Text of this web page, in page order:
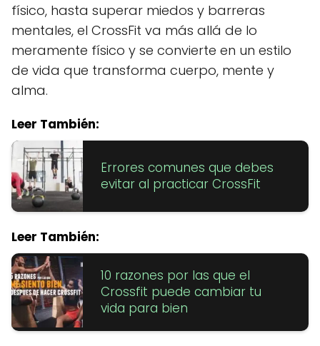
físico, hasta superar miedos y barreras
mentales, el CrossFit va más allá de lo
meramente físico y se convierte en un estilo
de vida que transforma cuerpo, mente y
alma.
Leer También:
Errores comunes que debes
evitar al practicar CrossFit
Leer También:
10 razones por las que el
Crossfit puede cambiar tu
vida para bien